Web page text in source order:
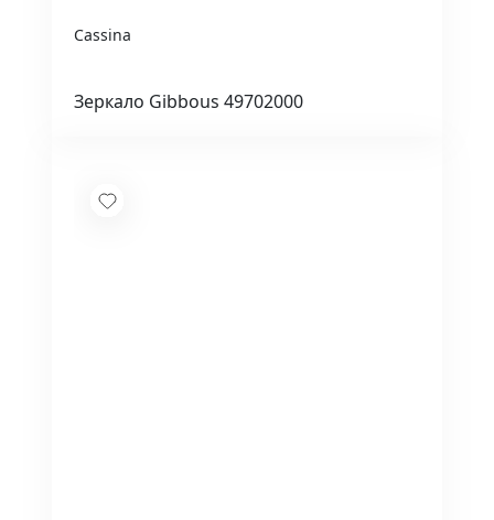
Cassina
Зеркало Gibbous 49702000